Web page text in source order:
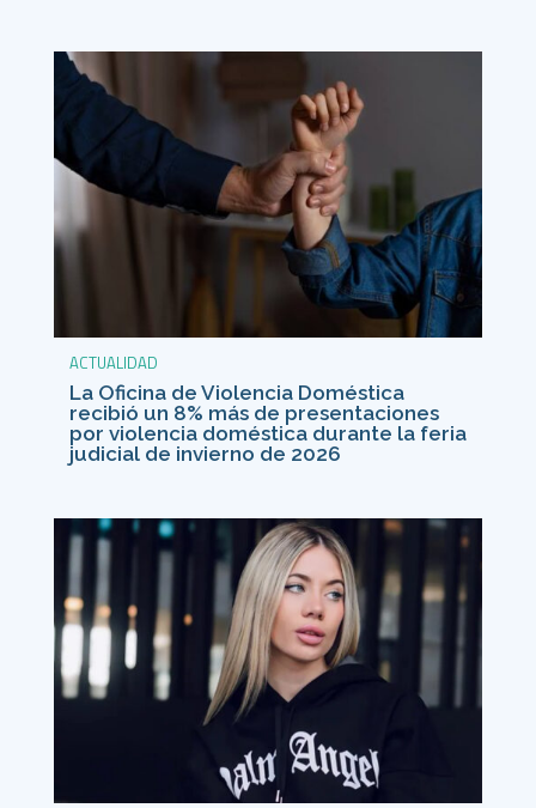
ACTUALIDAD
La Oficina de Violencia Doméstica
recibió un 8% más de presentaciones
por violencia doméstica durante la feria
judicial de invierno de 2026